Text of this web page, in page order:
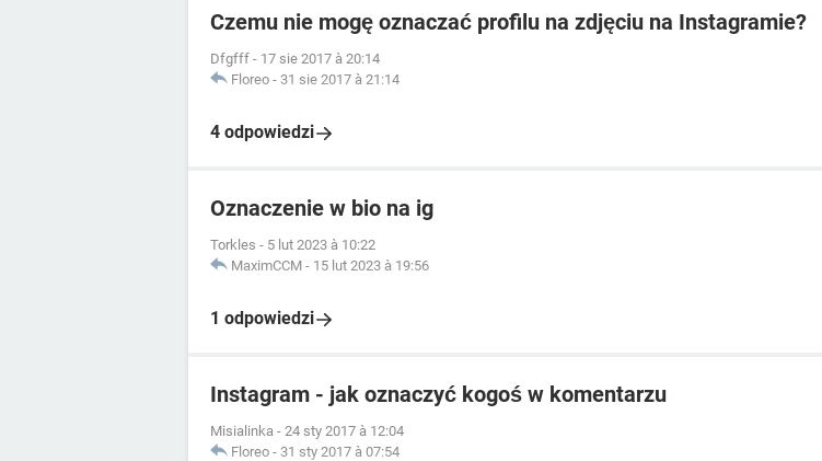
Czemu nie mogę oznaczać profilu na zdjęciu na Instagramie?
Dfgfff - 17 sie 2017 à 20:14
Floreo - 31 sie 2017 à 21:14
4 odpowiedzi
Oznaczenie w bio na ig
Torkles - 5 lut 2023 à 10:22
MaximCCM - 15 lut 2023 à 19:56
1 odpowiedzi
Instagram - jak oznaczyć kogoś w komentarzu
Misialinka - 24 sty 2017 à 12:04
Floreo - 31 sty 2017 à 07:54